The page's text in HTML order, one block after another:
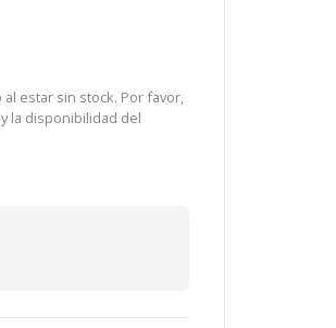
estar sin stock. Por favor,
la disponibilidad del